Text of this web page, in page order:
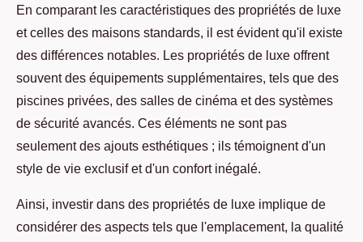
En comparant les caractéristiques des propriétés de luxe
et celles des maisons standards, il est évident qu'il existe
des différences notables. Les propriétés de luxe offrent
souvent des équipements supplémentaires, tels que des
piscines privées, des salles de cinéma et des systèmes
de sécurité avancés. Ces éléments ne sont pas
seulement des ajouts esthétiques ; ils témoignent d'un
style de vie exclusif et d'un confort inégalé.
Ainsi, investir dans des propriétés de luxe implique de
considérer des aspects tels que l'emplacement, la qualité